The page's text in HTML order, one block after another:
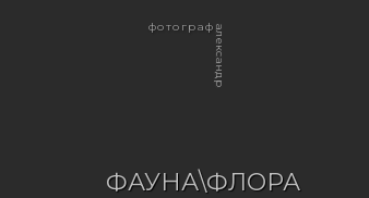
фотографалександр
ФАУНА\ФЛОРА